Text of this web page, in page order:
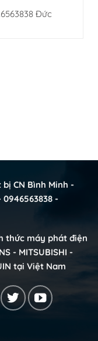
Đức
CN Bình Minh -
0946563838 -
thức máy phát điện
- MITSUBISHI -
tại Việt Nam